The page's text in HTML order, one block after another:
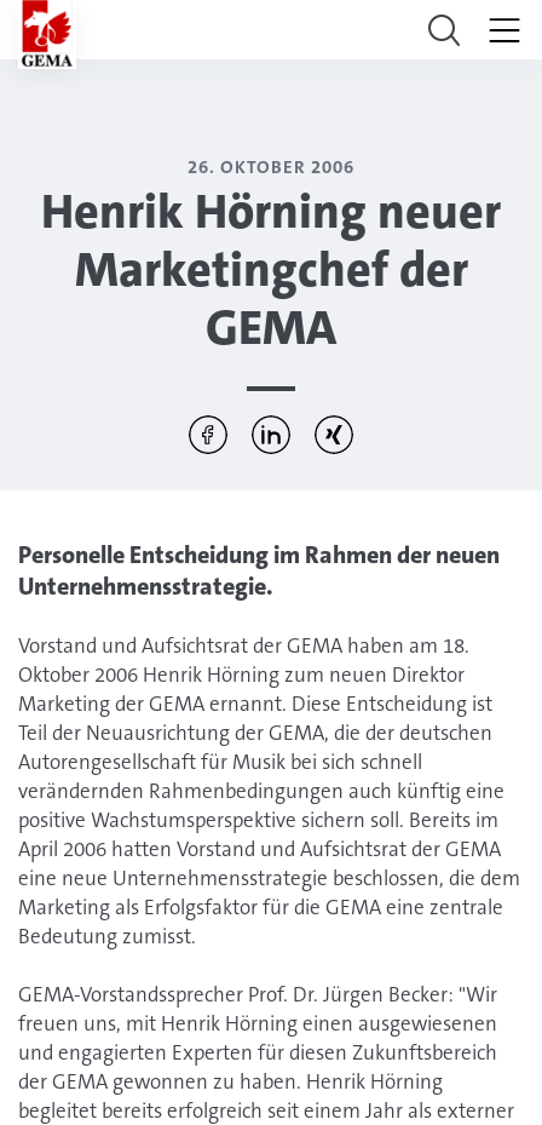
26. OKTOBER 2006
Henrik Hörning neuer
Marketingchef der
GEMA
Diesen Artikel teilen: Per Facebook teilen
Per LinkedIn teilen
Per Xing teilen
Personelle Entscheidung im Rahmen der neuen
Unternehmensstrategie.
Vorstand und Aufsichtsrat der GEMA haben am 18.
Oktober 2006 Henrik Hörning zum neuen Direktor
Marketing der GEMA ernannt. Diese Entscheidung ist
Teil der Neuausrichtung der GEMA, die der deutschen
Autorengesellschaft für Musik bei sich schnell
verändernden Rahmenbedingungen auch künftig eine
positive Wachstumsperspektive sichern soll. Bereits im
April 2006 hatten Vorstand und Aufsichtsrat der GEMA
eine neue Unternehmensstrategie beschlossen, die dem
Marketing als Erfolgsfaktor für die GEMA eine zentrale
Bedeutung zumisst.
GEMA-Vorstandssprecher Prof. Dr. Jürgen Becker: "Wir
freuen uns, mit Henrik Hörning einen ausgewiesenen
und engagierten Experten für diesen Zukunftsbereich
der GEMA gewonnen zu haben. Henrik Hörning
begleitet bereits erfolgreich seit einem Jahr als externer